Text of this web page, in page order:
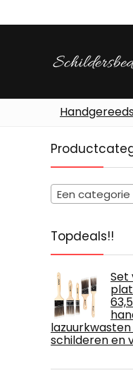
Een
Topdeals!!
Set
schilderen en